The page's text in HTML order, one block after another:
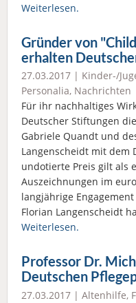
Weiterlesen.
Gründer von
erhalten
27.03.2017 | Kinder-/
Personalia, Nachrichten
Für ihr nachhaltiges
Deutscher Stiftungen
Gabriele Quandt und
Langenscheidt mit dem
undotierte Preis gilt als
Auszeichnungen im
langjährige
Florian Langenscheidt
Weiterlesen.
Professor Dr.
Deutschen
27.03.2017 | Altenhilfe,